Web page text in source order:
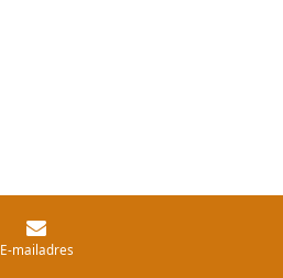
E-mailadres